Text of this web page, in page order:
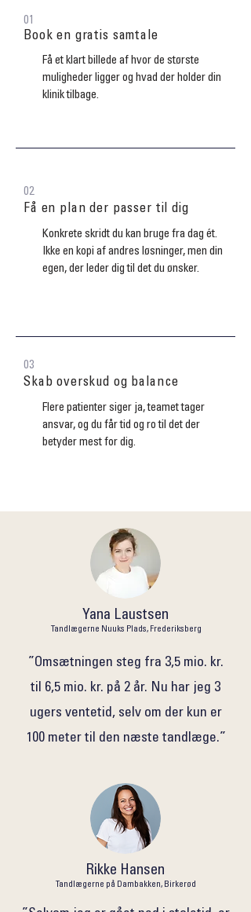
01
Book en gratis samtale
Få et klart billede af hvor de største
muligheder ligger og hvad der holder din
klinik tilbage.
02
Få en plan der passer til dig
Konkrete skridt du kan bruge fra dag ét.
Ikke en kopi af andres løsninger, men din
egen, der leder dig til det du ønsker.
03
Skab overskud og balance
Flere patienter siger ja, teamet tager
ansvar, og du får tid og ro til det der
betyder mest for dig.
Yana Laustsen
Tandlægerne Nuuks Plads, Frederiksberg
”Omsætningen steg fra 3,5 mio. kr.
til 6,5 mio. kr. på 2 år. Nu har jeg 3
ugers ventetid, selv om der kun er
100 meter til den næste tandlæge.”
Rikke Hansen
Tandlægerne på Dambakken, Birkerød